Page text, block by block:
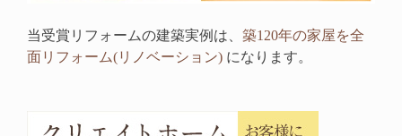
当受賞リフォームの建築実例は、 築120年の家屋を全
面リフォーム(リノベーション) になります。